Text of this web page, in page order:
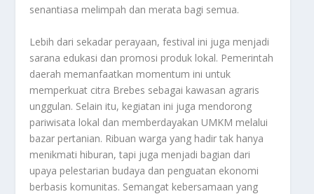
senantiasa melimpah dan merata bagi semua.
Lebih dari sekadar perayaan, festival ini juga menjadi
sarana edukasi dan promosi produk lokal. Pemerintah
daerah memanfaatkan momentum ini untuk
memperkuat citra Brebes sebagai kawasan agraris
unggulan. Selain itu, kegiatan ini juga mendorong
pariwisata lokal dan memberdayakan UMKM melalui
bazar pertanian. Ribuan warga yang hadir tak hanya
menikmati hiburan, tapi juga menjadi bagian dari
upaya pelestarian budaya dan penguatan ekonomi
berbasis komunitas. Semangat kebersamaan yang